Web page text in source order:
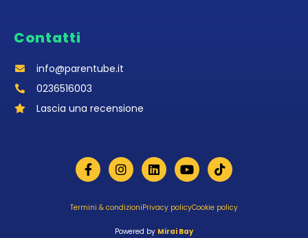
Contatti
info@parentube.it
0236516003‬
Lascia una recensione
Termini & condizioniPrivacy policyCookie policy
Powered by Mirai Bay